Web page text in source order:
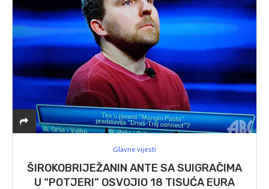
Glavne vijesti
ŠIROKOBRIJEŽANIN ANTE SA SUIGRAČIMA
U “POTJERI” OSVOJIO 18 TISUĆA EURA